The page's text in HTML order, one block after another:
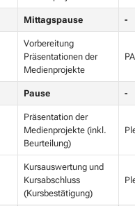
Mittagspause -
Vorbereitung
Präsentationen der
Medienprojekte
Pause -
Präsentation der
Medienprojekte (inkl.
Beurteilung)
Kursauswertung und
Kursabschluss
(Kursbestätigung)